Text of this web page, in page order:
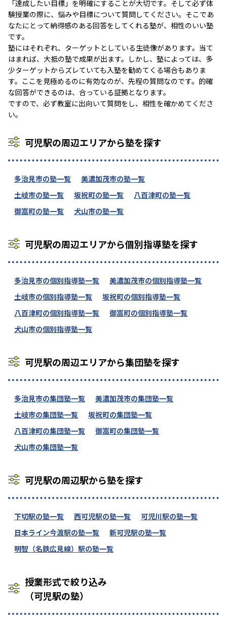
「達成したい目標」を明確にすることが大切です。そして必ず体
験授業の際に、悩みや目標について質問してください。そこであ
なたにとって納得感のある回答をしてくれる塾が、相性のいい塾
です。
塾にはそれぞれ、ターゲットとしている生徒像があります。当て
はまれば、大抵の塾で成果が出ます。しかし、塾によっては、多
少ターゲットからズレていても入塾を勧めてくる場合もありま
す。ここを見極めるのに有効なのが、先程の質問なのです。的確
な回答ができるのは、合っている証拠となります。
ですので、必ず教室に出向いて質問をし、相性を確かめてくださ
い。
可児駅の周辺エリアから塾を探す
多治見市の塾一覧
美濃加茂市の塾一覧
土岐市の塾一覧
坂祝町の塾一覧
八百津町の塾一覧
御嵩町の塾一覧
犬山市の塾一覧
可児駅の周辺エリアから個別指導塾を探す
多治見市の個別指導塾一覧
美濃加茂市の個別指導塾一覧
土岐市の個別指導塾一覧
坂祝町の個別指導塾一覧
八百津町の個別指導塾一覧
御嵩町の個別指導塾一覧
犬山市の個別指導塾一覧
可児駅の周辺エリアから集団塾を探す
多治見市の集団塾一覧
美濃加茂市の集団塾一覧
土岐市の集団塾一覧
坂祝町の集団塾一覧
八百津町の集団塾一覧
御嵩町の集団塾一覧
犬山市の集団塾一覧
可児駅の周辺駅から塾を探す
下切駅の塾一覧 西可児駅の塾一覧
可児川駅の塾一覧
日本ライン今渡駅の塾一覧
新可児駅の塾一覧
明智（名鉄広見線）駅の塾一覧
授業形式で絞り込み
（可児駅の塾）